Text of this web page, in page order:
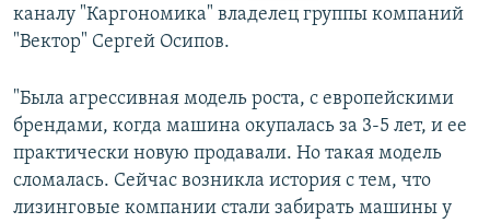
каналу "Каргономика" владелец группы компаний
"Вектор" Сергей Осипов.
"Была агрессивная модель роста, с европейскими
брендами, когда машина окупалась за 3-5 лет, и ее
практически новую продавали. Но такая модель
сломалась. Сейчас возникла история с тем, что
лизинговые компании стали забирать машины у